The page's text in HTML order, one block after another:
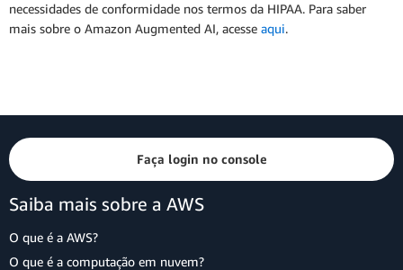
necessidades de conformidade nos termos da HIPAA. Para saber
mais sobre o Amazon Augmented AI, acesse aqui.
Faça login no console
Saiba mais sobre a AWS
O que é a AWS?
O que é a computação em nuvem?